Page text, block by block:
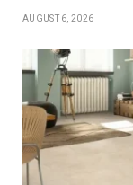
AUGUST 6, 2026